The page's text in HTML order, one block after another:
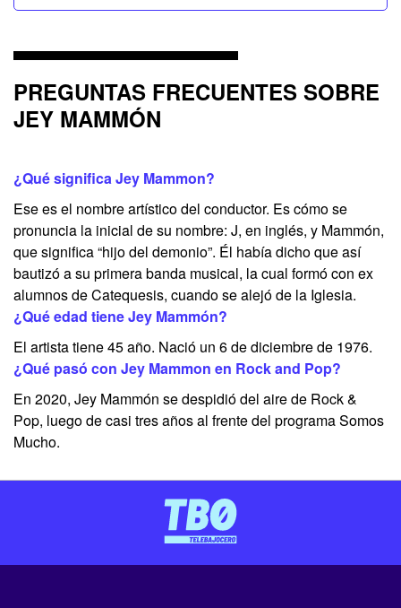
PREGUNTAS FRECUENTES SOBRE
JEY MAMMÓN
¿Qué significa Jey Mammon?
Ese es el nombre artístico del conductor. Es cómo se
pronuncia la inicial de su nombre: J, en inglés, y Mammón,
que significa “hijo del demonio”. Él había dicho que así
bautizó a su primera banda musical, la cual formó con ex
alumnos de Catequesis, cuando se alejó de la Iglesia.
¿Qué edad tiene Jey Mammón?
El artista tiene 45 año. Nació un 6 de diciembre de 1976.
¿Qué pasó con Jey Mammon en Rock and Pop?
En 2020, Jey Mammón se despidió del aire de Rock &
Pop, luego de casi tres años al frente del programa Somos
Mucho.